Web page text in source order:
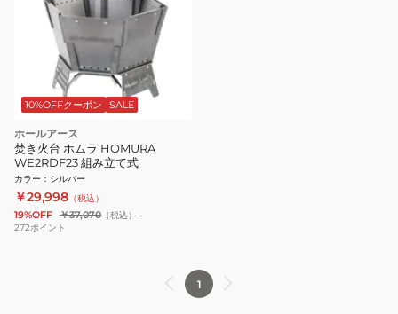
10%OFFクーポン SALE
ホールアース
焚き火台 ホムラ HOMURA
WE2RDF23 組み立て式
カラー ： シルバー
￥29,998 （税込）
19%OFF ￥37,070（税込）
272ポイント
1